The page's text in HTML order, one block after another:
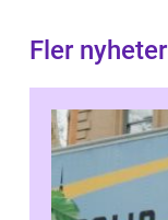
Fler nyheter